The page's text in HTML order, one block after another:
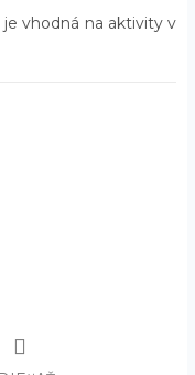
vhodná na aktivity v